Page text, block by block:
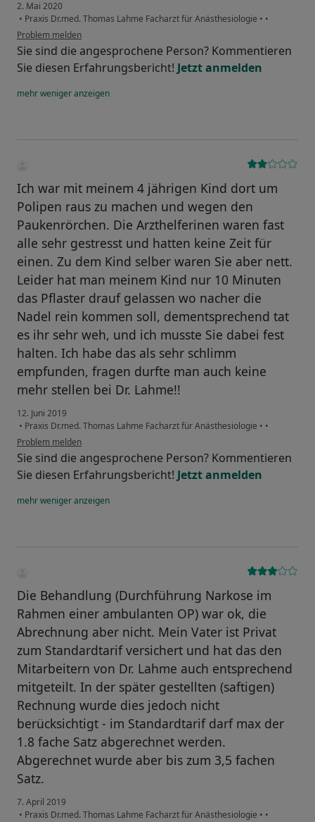
2. Mai 2020
• Praxis Dr.med. Thomas Lahme Facharzt für Anästhesiologie • •
Problem melden
Sie sind die angesprochene Person? Kommentieren
Sie diesen Erfahrungsbericht! Jetzt anmelden
mehrwenigeranzeigen
Ich war mit meinem 4 jährigen Kind dort um
Polipen raus zu machen und wegen den
Paukenrörchen. Die Arzthelferinen waren fast
alle sehr gestresst und hatten keine Zeit für
einen. Zu dem Kind selber waren Sie aber nett.
Leider hat man meinem Kind nur 10 Minuten
das Pflaster drauf gelassen wo nacher die
Nadel rein kommen soll, dementsprechend tat
es ihr sehr weh, und ich musste Sie dabei fest
halten. Ich habe das als sehr schlimm
empfunden, fragen durfte man auch keine
mehr stellen bei Dr. Lahme!!
12. Juni 2019
• Praxis Dr.med. Thomas Lahme Facharzt für Anästhesiologie • •
Problem melden
Sie sind die angesprochene Person? Kommentieren
Sie diesen Erfahrungsbericht! Jetzt anmelden
mehrwenigeranzeigen
Die Behandlung (Durchführung Narkose im
Rahmen einer ambulanten OP) war ok, die
Abrechnung aber nicht. Mein Vater ist Privat
zum Standardtarif versichert und hat das den
Mitarbeitern von Dr. Lahme auch entsprechend
mitgeteilt. In der später gestellten (saftigen)
Rechnung wurde dies jedoch nicht
berücksichtigt - im Standardtarif darf max der
1.8 fache Satz abgerechnet werden.
Abgerechnet wurde aber bis zum 3,5 fachen
Satz.
7. April 2019
• Praxis Dr.med. Thomas Lahme Facharzt für Anästhesiologie • •